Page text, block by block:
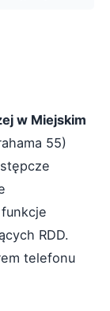
w Miejskim
55)
RDD.
telefonu